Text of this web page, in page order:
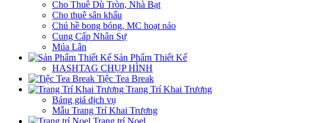
Cho Thuê Dù Tròn, Nhà Bạt
Cho thuê sân khấu
Chú hề bong bóng, MC hoạt náo
Cung Cấp Nhân Sự
Múa Lân
Sản Phẩm Thiết Kế
HASHTAG CHỤP HÌNH
Tiệc Tea Break
Trang Trí Khai Trương
Bảng giá dịch vụ
Mẫu Trang Trí Khai Trương
Trang trí Noel